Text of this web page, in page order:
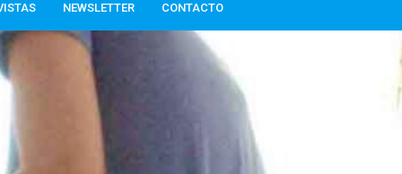
NEWSLETTER CONTACTO